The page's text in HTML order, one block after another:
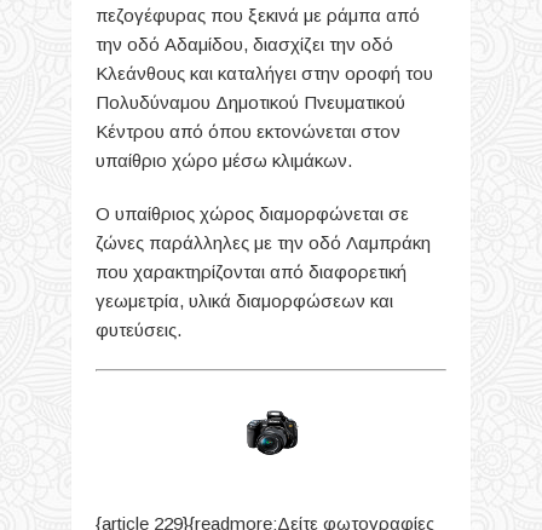
πεζογέφυρας που ξεκινά με ράμπα από
την οδό Αδαμίδου, διασχίζει την οδό
Κλεάνθους και καταλήγει στην οροφή του
Πολυδύναμου Δημοτικού Πνευματικού
Κέντρου από όπου εκτονώνεται στον
υπαίθριο χώρο μέσω κλιμάκων.
Ο υπαίθριος χώρος διαμορφώνεται σε
ζώνες παράλληλες με την οδό Λαμπράκη
που χαρακτηρίζονται από διαφορετική
γεωμετρία, υλικά διαμορφώσεων και
φυτεύσεις.
{article 229}{readmore:Δείτε φωτογραφίες